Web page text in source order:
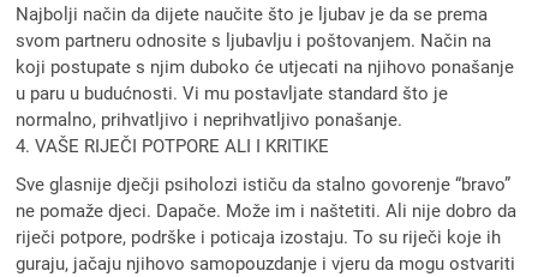
Najbolji način da dijete naučite što je ljubav je da se prema
svom partneru odnosite s ljubavlju i poštovanjem. Način na
koji postupate s njim duboko će utjecati na njihovo ponašanje
u paru u budućnosti. Vi mu postavljate standard što je
normalno, prihvatljivo i neprihvatljivo ponašanje.
4. VAŠE RIJEČI POTPORE ALI I KRITIKE
Sve glasnije dječji psiholozi ističu da stalno govorenje “bravo”
ne pomaže djeci. Dapače. Može im i naštetiti. Ali nije dobro da
riječi potpore, podrške i poticaja izostaju. To su riječi koje ih
guraju, jačaju njihovo samopouzdanje i vjeru da mogu ostvariti